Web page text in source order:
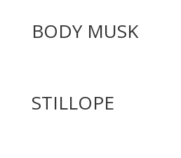
BODY MUSK
STILLOPE